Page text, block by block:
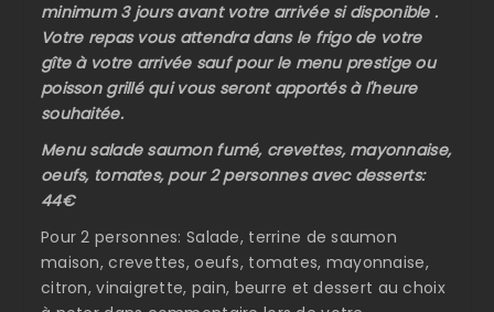
minimum 3 jours avant votre arrivée si disponible .
Votre repas vous attendra dans le frigo de votre
gîte à votre arrivée sauf pour le menu prestige ou
poisson grillé qui vous seront apportés à l'heure
souhaitée.
Menu salade saumon fumé, crevettes, mayonnaise,
oeufs, tomates, pour 2 personnes avec desserts:
44€
Pour 2 personnes: Salade, terrine de saumon
maison, crevettes, oeufs, tomates, mayonnaise,
citron, vinaigrette, pain, beurre et dessert au choix